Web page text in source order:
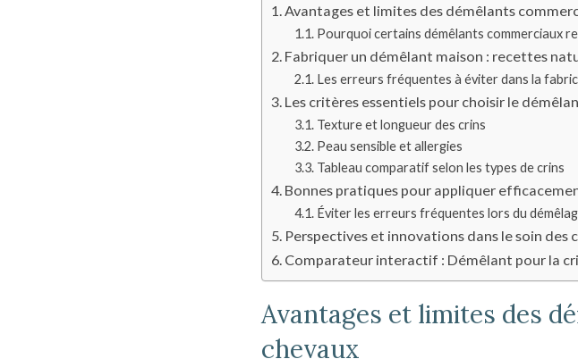
Avantages et limites des démêlants
Pourquoi certains démêlants commerciaux
Fabriquer un démêlant maison : recettes
Les erreurs fréquentes à éviter dans la
Les critères essentiels pour choisir le
Texture et longueur des crins
Peau sensible et allergies
Tableau comparatif selon les types de crins
Bonnes pratiques pour appliquer
Éviter les erreurs fréquentes lors du
Perspectives et innovations dans le soin des
Comparateur interactif : Démêlant pour la
Avantages et limites des
chevaux